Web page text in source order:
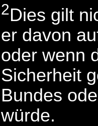
2Dies gilt
er davon
oder wenn
Sicherheit
Bundes
würde.